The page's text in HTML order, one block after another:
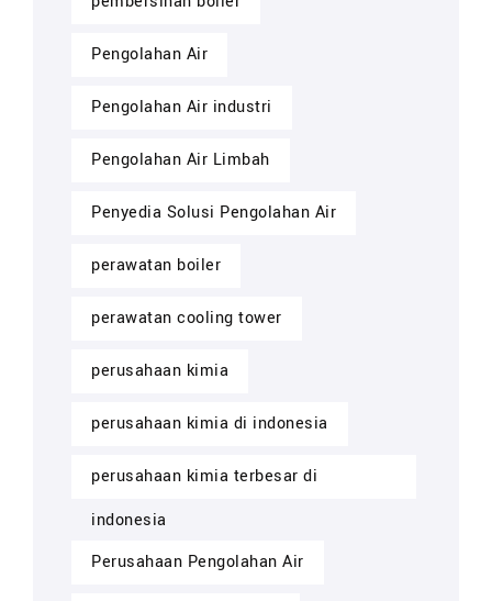
Pengolahan Air
Pengolahan Air industri
Pengolahan Air Limbah
Penyedia Solusi Pengolahan Air
perawatan boiler
perawatan cooling tower
perusahaan kimia
perusahaan kimia di indonesia
perusahaan kimia terbesar di
indonesia
Perusahaan Pengolahan Air